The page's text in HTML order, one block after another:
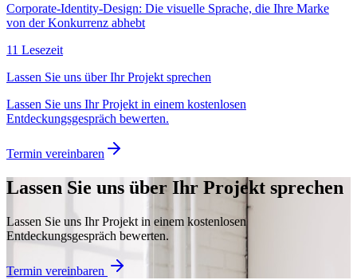
Corporate-Identity-Design: Die visuelle Sprache, die Ihre Marke
von der Konkurrenz abhebt
11 Lesezeit
Lassen Sie uns über Ihr Projekt sprechen
Lassen Sie uns Ihr Projekt in einem kostenlosen
Entdeckungsgespräch bewerten.
Termin vereinbaren
Lassen Sie uns über Ihr Projekt sprechen
Lassen Sie uns Ihr Projekt in einem kostenlosen
Entdeckungsgespräch bewerten.
Termin vereinbaren